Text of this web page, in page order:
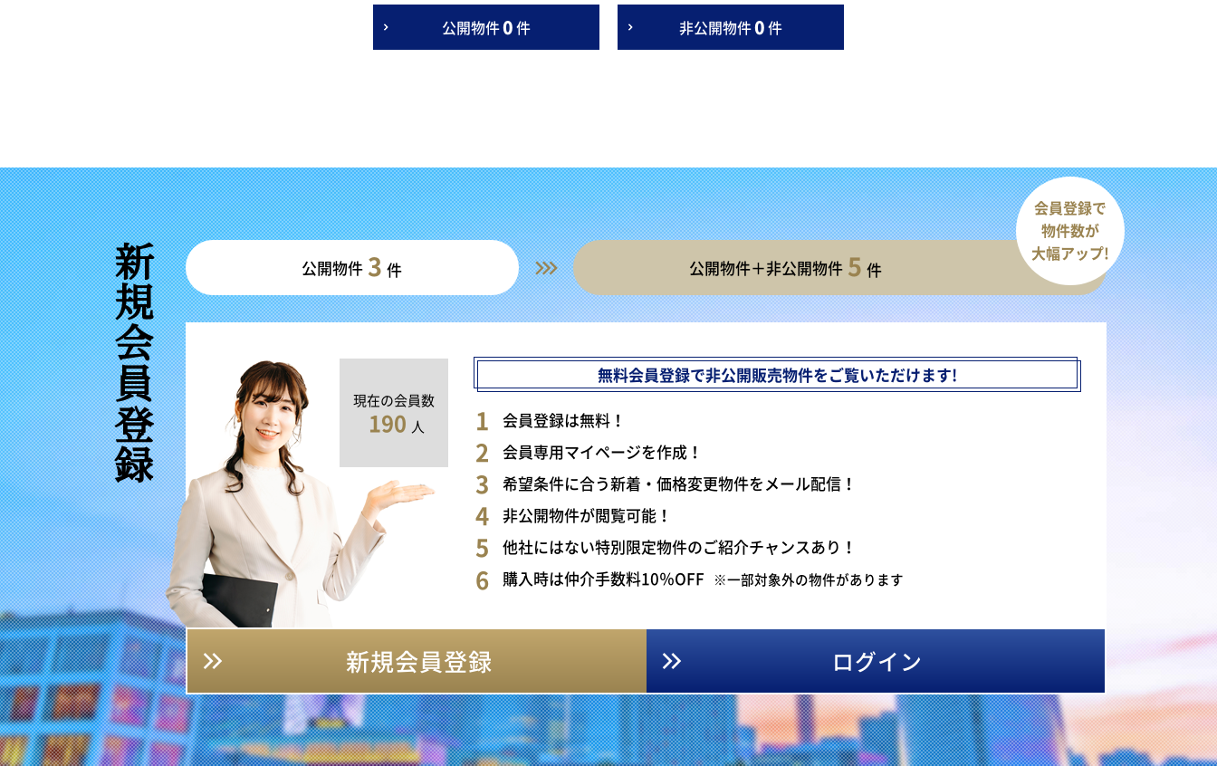
公開物件0件 非公開物件0件
新規会員登録 公開物件 3 件 公開物件＋非公開物件 5 件
会員登録で
物件数が
大幅アップ!
現在の会員数
190 人
無料会員登録で非公開販売物件をご覧いただけます!
会員登録は無料！
会員専用マイページを作成！
希望条件に合う新着・価格変更物件をメール配信！
非公開物件が閲覧可能！
他社にはない特別限定物件のご紹介チャンスあり！
購入時は仲介手数料10％OFF ※一部対象外の物件があります
新規会員登録 ログイン